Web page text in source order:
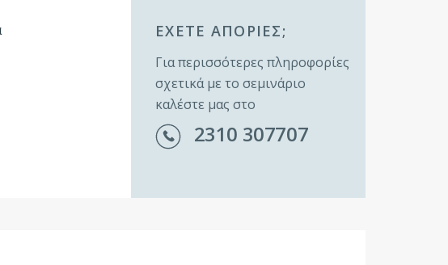
ΕΧΕΤΕ ΑΠΟΡΙΕΣ;
Για περισσότερες πληροφορίες
σχετικά με το σεμινάριο
καλέστε μας στο
2310 307707